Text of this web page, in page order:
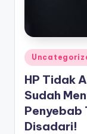
Posted
in
HP Tidak
Sudah
Penyebab
Disadari!